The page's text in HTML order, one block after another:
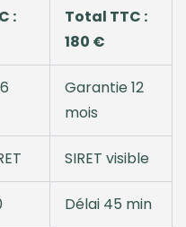
:
Total TTC :
180 €
Garantie 12
mois
SIRET visible
Délai 45 min